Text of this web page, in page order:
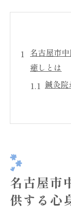
名古屋市
癒しとは
鍼灸
鍼灸院
慢性的な疲
名古屋市
供する心